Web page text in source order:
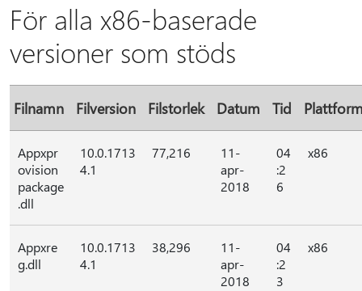
För alla x86-baserade
versioner som stöds
Filnamn Filversion Filstorlek Datum Tid
Appxpr
ovision
package
.dll
10.0.1713
4.1
77,216
11-
apr-
2018
04
:2
6
x86
Appxre
g.dll
10.0.1713
4.1
38,296
11-
apr-
2018
04
:2
3
x86